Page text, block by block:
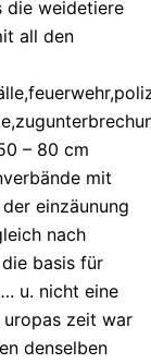
die weidetiere
all den
– 80 cm
mit
einzäunung
nach
basis für
u. nicht eine
zeit war
denselben